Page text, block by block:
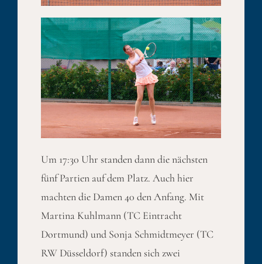
Um 17:30 Uhr standen dann die nächsten
fünf Partien auf dem Platz. Auch hier
machten die Damen 40 den Anfang. Mit
Martina Kuhlmann (TC Eintracht
Dortmund) und Sonja Schmidtmeyer (TC
RW Düsseldorf) standen sich zwei